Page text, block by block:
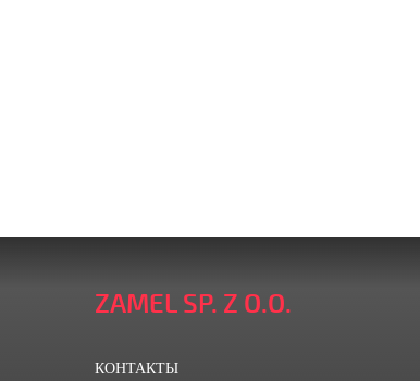
ZAMEL SP. Z O.O.
КОНТАКТЫ